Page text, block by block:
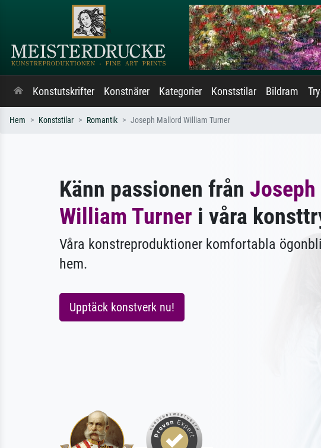
Konstutskrifter Konstnärer Kategorier Konststilar Bildram
Hem Konststilar Romantik Joseph Mallord William Turner
Känn passionen från
William Turner i våra
Våra konstreproduktioner komfortabla
hem.
Upptäck konstverk nu!